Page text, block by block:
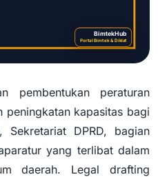
Drafting dan
Daerah
BimtekHub
Portal Bimtek & Diklat
pembentukan peraturan
peningkatan kapasitas bagi
Sekretariat DPRD, bagian
yang terlibat dalam
daerah. Legal drafting